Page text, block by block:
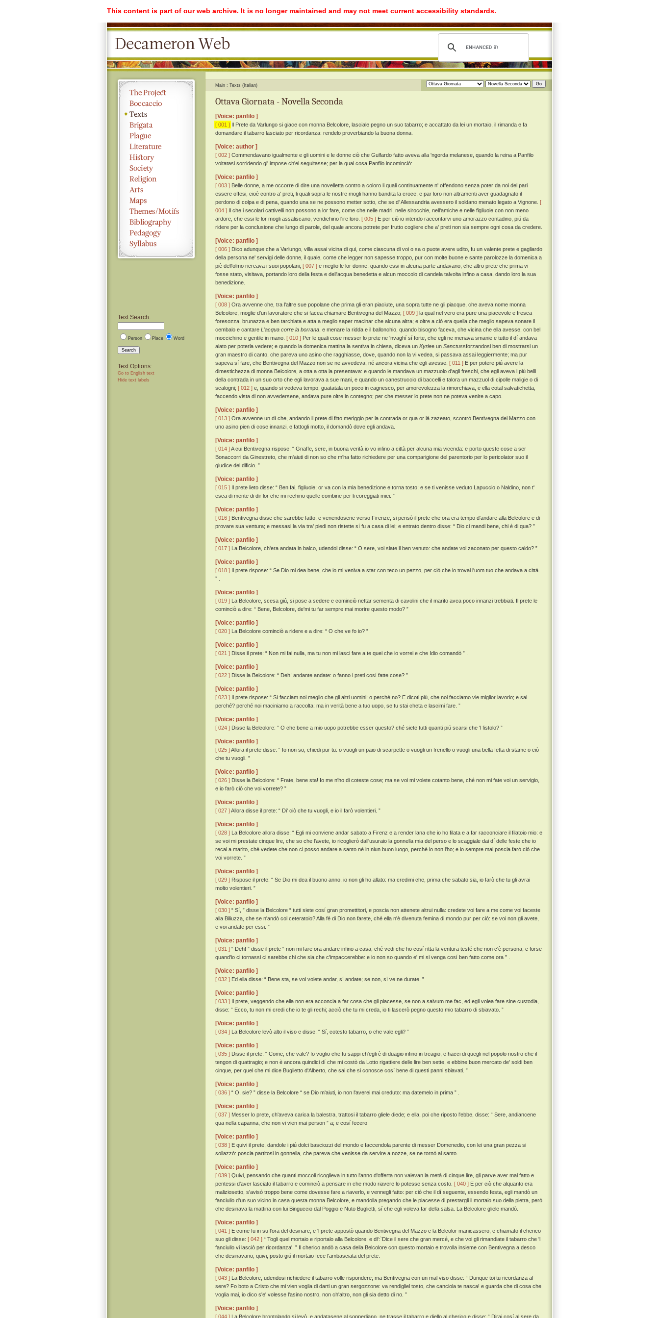
This content is part of our web archive. It is no longer maintained and may not meet current accessibility standards.
Text Search:
Person Place Word
Search
Text Options:
Go to English text
Hide text labels
Main Texts (Italian)
Ottava Giornata - Novella Seconda
[Voice: panfilo ]
[ 001 ] Il Prete da Varlungo si giace con monna Belcolore, lasciale pegno un suo tabarro; e accattato da lei un mortaio, il rimanda e fa
domandare il tabarro lasciato per ricordanza: rendelo proverbiando la buona donna.
[Voice: author ]
[ 002 ] Commendavano igualmente e gli uomini e le donne ciò che Gulfardo fatto aveva alla 'ngorda melanese, quando la reina a Panfilo
voltatasi sorridendo gl' impose ch'el seguitasse; per la qual cosa Panfilo incominciò:
[Voice: panfilo ]
[ 003 ] Belle donne, a me occorre di dire una novelletta contro a coloro li quali continuamente n' offendono senza poter da noi del pari
essere offesi, cioè contro a' preti, li quali sopra le nostre mogli hanno bandita la croce, e par loro non altramenti aver guadagnato il
perdono di colpa e di pena, quando una se ne possono metter sotto, che se d' Allessandria avessero il soldano menato legato a Vignone. [
004 ] Il che i secolari cattivelli non possono a lor fare, come che nelle madri, nelle sirocchie, nell'amiche e nelle figliuole con non meno
ardore, che essi le lor mogli assaliscano, vendichino l'ire loro. [ 005 ] E per ciò io intendo raccontarvi uno amorazzo contadino, piú da
ridere per la conclusione che lungo di parole, del quale ancora potrete per frutto cogliere che a' preti non sia sempre ogni cosa da credere.
[Voice: panfilo ]
[ 006 ] Dico adunque che a Varlungo, villa assai vicina di qui, come ciascuna di voi o sa o puote avere udito, fu un valente prete e gagliardo
della persona ne' servigi delle donne, il quale, come che legger non sapesse troppo, pur con molte buone e sante parolozze la domenica a
piè dell'olmo ricreava i suoi popolani; [ 007 ] e meglio le lor donne, quando essi in alcuna parte andavano, che altro prete che prima vi
fosse stato, visitava, portando loro della festa e dell'acqua benedetta e alcun moccolo di candela talvolta infino a casa, dando loro la sua
benedizione.
[Voice: panfilo ]
[ 008 ] Ora avvenne che, tra l'altre sue popolane che prima gli eran piaciute, una sopra tutte ne gli piacque, che aveva nome monna
Belcolore, moglie d'un lavoratore che si facea chiamare Bentivegna del Mazzo; [ 009 ] la qual nel vero era pure una piacevole e fresca
foresozza, brunazza e ben tarchiata e atta a meglio saper macinar che alcuna altra; e oltre a ciò era quella che meglio sapeva sonare il
cembalo e cantare L'acqua corre la borrana , e menare la ridda e il ballonchio, quando bisogno faceva, che vicina che ella avesse, con bel
moccichino e gentile in mano. [ 010 ] Per le quali cose messer lo prete ne 'nvaghí sí forte, che egli ne menava smanie e tutto il dí andava
aiato per poterla vedere; e quando la domenica mattina la sentiva in chiesa, diceva un Kyriee un Sanctussforzandosi ben di mostrarsi un
gran maestro di canto, che pareva uno asino che ragghiasse, dove, quando non la vi vedea, si passava assai leggiermente; ma pur
sapeva sí fare, che Bentivegna del Mazzo non se ne avvedeva, né ancora vicina che egli avesse. [ 011 ] E per potere piú avere la
dimestichezza di monna Belcolore, a otta a otta la presentava: e quando le mandava un mazzuolo d'agli freschi, che egli aveva i piú belli
della contrada in un suo orto che egli lavorava a sue mani, e quando un canestruccio di baccelli e talora un mazzuol di cipolle maligie o di
scalogni; [ 012 ] e, quando si vedeva tempo, guatatala un poco in cagnesco, per amorevolezza la rimorchiava, e ella cotal salvatichetta,
faccendo vista di non avvedersene, andava pure oltre in contegno; per che messer lo prete non ne poteva venire a capo.
[Voice: panfilo ]
[ 013 ] Ora avvenne un dí che, andando il prete di fitto meriggio per la contrada or qua or là zazeato, scontrò Bentivegna del Mazzo con
uno asino pien di cose innanzi, e fattogli motto, il domandò dove egli andava.
[Voice: panfilo ]
[ 014 ]A cui Bentivegna rispose: “ Gnaffe, sere, in buona verità io vo infino a città per alcuna mia vicenda: e porto queste cose a ser
Bonaccorri da Ginestreto, che m'aiuti di non so che m'ha fatto richiedere per una comparigione del parentorio per lo pericolator suo il
giudice del dificio. ”
[Voice: panfilo ]
[ 015 ] Il prete lieto disse: “ Ben fai, figliuole; or va con la mia benedizione e torna tosto; e se ti venisse veduto Lapuccio o Naldino, non t'
esca di mente di dir lor che mi rechino quelle combine per li coreggiati miei. ”
[Voice: panfilo ]
[ 016 ] Bentivegna disse che sarebbe fatto; e venendosene verso Firenze, si pensò il prete che ora era tempo d'andare alla Belcolore e di
provare sua ventura; e messasi la via tra' piedi non ristette sí fu a casa di lei; e entrato dentro disse: “ Dio ci mandi bene, chi è di qua? ”
[Voice: panfilo ]
[ 017 ] La Belcolore, ch'era andata in balco, udendol disse: “ O sere, voi siate il ben venuto: che andate voi zaconato per questo caldo? ”
[Voice: panfilo ]
[ 018 ] Il prete rispose: “ Se Dio mi dea bene, che io mi veniva a star con teco un pezzo, per ciò che io trovai l'uom tuo che andava a città.
” .
[Voice: panfilo ]
[ 019 ] La Belcolore, scesa giú, si pose a sedere e cominciò nettar sementa di cavolini che il marito avea poco innanzi trebbiati. Il prete le
cominciò a dire: “ Bene, Belcolore, de'mi tu far sempre mai morire questo modo? ”
[Voice: panfilo ]
[ 020 ] La Belcolore cominciò a ridere e a dire: “ O che ve fo io? ”
[Voice: panfilo ]
[ 021 ] Disse il prete: “ Non mi fai nulla, ma tu non mi lasci fare a te quei che io vorrei e che Idio comandò ” .
[Voice: panfilo ]
[ 022 ] Disse la Belcolore: “ Deh! andante andate: o fanno i preti cosí fatte cose? ”
[Voice: panfilo ]
[ 023 ] Il prete rispose: “ Sí facciam noi meglio che gli altri uomini: o perché no? E dicoti piú, che noi facciamo vie miglior lavorio; e sai
perché? perché noi maciniamo a raccolta: ma in verità bene a tuo uopo, se tu stai cheta e lascimi fare. ”
[Voice: panfilo ]
[ 024 ] Disse la Belcolore: “ O che bene a mio uopo potrebbe esser questo? ché siete tutti quanti piú scarsi che 'l fistolo? ”
[Voice: panfilo ]
[ 025 ]Allora il prete disse: “ Io non so, chiedi pur tu: o vuogli un paio di scarpette o vuogli un frenello o vuogli una bella fetta di stame o ciò
che tu vuogli. ”
[Voice: panfilo ]
[ 026 ] Disse la Belcolore: “ Frate, bene sta! Io me n'ho di coteste cose; ma se voi mi volete cotanto bene, ché non mi fate voi un servigio,
e io farò ciò che voi vorrete? ”
[Voice: panfilo ]
[ 027 ]Allora disse il prete: “ Di' ciò che tu vuogli, e io il farò volentieri. ”
[Voice: panfilo ]
[ 028 ] La Belcolore allora disse: “ Egli mi conviene andar sabato a Firenz e a render lana che io ho filata e a far racconciare il filatoio mio: e
se voi mi prestate cinque lire, che so che l'avete, io ricoglierò dall'usuraio la gonnella mia del perso e lo scaggiale dai dí delle feste che io
recai a marito, ché vedete che non ci posso andare a santo né in niun buon luogo, perché io non l'ho; e io sempre mai poscia farò ciò che
voi vorrete. ”
[Voice: panfilo ]
[ 029 ] Rispose il prete: “ Se Dio mi dea il buono anno, io non gli ho allato: ma credimi che, prima che sabato sia, io farò che tu gli avrai
molto volentieri. ”
[Voice: panfilo ]
[ 030 ] “ Sí, ” disse la Belcolore “ tutti siete cosí gran promettitori, e poscia non attenete altrui nulla: credete voi fare a me come voi faceste
alla Biliuzza, che se n'andò col ceteratoio? Alla fé di Dio non farete, ché ella n'è divenuta femina di mondo pur per ciò: se voi non gli avete,
e voi andate per essi. ”
[Voice: panfilo ]
[ 031 ] “ Deh! ” disse il prete “ non mi fare ora andare infino a casa, ché vedi che ho cosí ritta la ventura testé che non c'è persona, e forse
quand'io ci tornassi ci sarebbe chi che sia che c'impaccerebbe: e io non so quando e' mi si venga cosí ben fatto come ora ” .
[Voice: panfilo ]
[ 032 ] Ed ella disse: “ Bene sta, se voi volete andar, sí andate; se non, sí ve ne durate. ”
[Voice: panfilo ]
[ 033 ] Il prete, veggendo che ella non era acconcia a far cosa che gli piacesse, se non a salvum me fac, ed egli volea fare sine custodia,
disse: “ Ecco, tu non mi credi che io te gli rechi; acciò che tu mi creda, io ti lascerò pegno questo mio tabarro di sbiavato. ”
[Voice: panfilo ]
[ 034 ] La Belcolore levò alto il viso e disse: “ Sí, cotesto tabarro, o che vale egli? ”
[Voice: panfilo ]
[ 035 ] Disse il prete: “ Come, che vale? Io voglio che tu sappi ch'egli è di duagio infino in treagio, e hacci di quegli nel popolo nostro che il
tengon di quattragio; e non è ancora quindici dí che mi costò da Lotto rigattiere delle lire ben sette, e ebbine buon mercato de' soldi ben
cinque, per quel che mi dice Buglietto d'Alberto, che sai che si conosce cosí bene di questi panni sbiavati. ”
[Voice: panfilo ]
[ 036 ] “ O, sie? ” disse la Belcolore “ se Dio m'aiuti, io non l'averei mai creduto: ma datemelo in prima ” .
[Voice: panfilo ]
[ 037 ] Messer lo prete, ch'aveva carica la balestra, trattosi il tabarro gliele diede; e ella, poi che riposto l'ebbe, disse: “ Sere, andiancene
qua nella capanna, che non vi vien mai person ” a; e cosí fecero
[Voice: panfilo ]
[ 038 ] E quivi il prete, dandole i piú dolci basciozzi del mondo e faccendola parente di messer Domenedio, con lei una gran pezza si
sollazzò: poscia partitosi in gonnella, che pareva che venisse da servire a nozze, se ne tornò al santo.
[Voice: panfilo ]
[ 039 ] Quivi, pensando che quanti moccoli ricoglieva in tutto l'anno d'offerta non valevan la metà di cinque lire, gli parve aver mal fatto e
pentessi d'aver lasciato il tabarro e cominciò a pensare in che modo riavere lo potesse senza costo. [ 040 ] E per ciò che alquanto era
maliziosetto, s'avisò troppo bene come dovesse fare a riaverlo, e vennegli fatto: per ciò che il dí seguente, essendo festa, egli mandò un
fanciullo d'un suo vicino in casa questa monna Belcolore, e mandolla pregando che le piacesse di prestargli il mortaio suo della pietra, però
che desinava la mattina con lui Binguccio dal Poggio e Nuto Buglietti, sí che egli voleva far della salsa. La Belcolore gliele mandò.
[Voice: panfilo ]
[ 041 ] E come fu in su l'ora del desinare, e 'l prete appostò quando Bentivegna del Mazzo e la Belcolor manicassero; e chiamato il cherico
suo gli disse: [ 042 ] “ Togli quel mortaio e riportalo alla Belcolore, e di':`Dice il sere che gran mercé, e che voi gli rimandiate il tabarro che 'l
fanciullo vi lasciò per ricordanza'. ” Il cherico andò a casa della Belcolore con questo mortaio e trovolla insieme con Bentivegna a desco
che desinavano; quivi, posto giú il mortaio fece l'ambasciata del prete.
[Voice: panfilo ]
[ 043 ] La Belcolore, udendosi richiedere il tabarro volle rispondere; ma Bentivegna con un mal viso disse: “ Dunque toi tu ricordanza al
sere? Fo boto a Cristo che mi vien voglia di darti un gran sergozzone: va rendigliel tosto, che canciola te nasca! e guarda che di cosa che
voglia mai, io dico s'e' volesse l'asino nostro, non ch'altro, non gli sia detto di no. ”
[Voice: panfilo ]
[ 044 ] La Belcolore brontolando si levò, e andatasene al soppediano, ne trasse il tabarro e diello al cherico e disse: “ Dirai cosí al sere da